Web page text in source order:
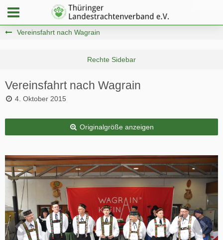
Vereinsfahrt nach Wagrain
Vereinsfahrt nach Wagrain
4. Oktober 2015
Originalgröße anzeigen